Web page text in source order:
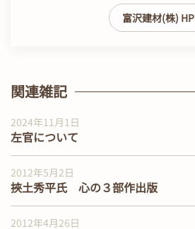
富沢建材(株) HP
関連雑記
2024年11月1日
左官について
2012年5月2日
挾土秀平氏 心の３部作出版
2012年4月26日